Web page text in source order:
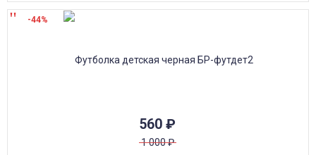
560 ₽
1 000₽
-44%